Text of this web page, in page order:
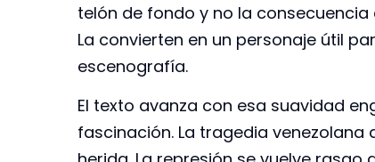
telón de fondo y no la
La convierten en un personaje útil
escenografía.
El texto avanza con esa suavidad
fascinación. La tragedia